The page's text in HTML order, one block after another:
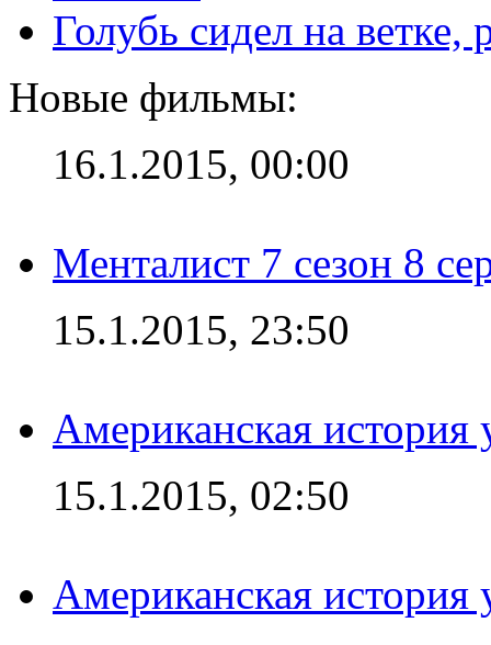
Голубь сидел на
Новые фильмы:
16.1.2015, 00:00
Менталист 7 сезон 8
15.1.2015, 23:50
Американская история
15.1.2015, 02:50
Американская история